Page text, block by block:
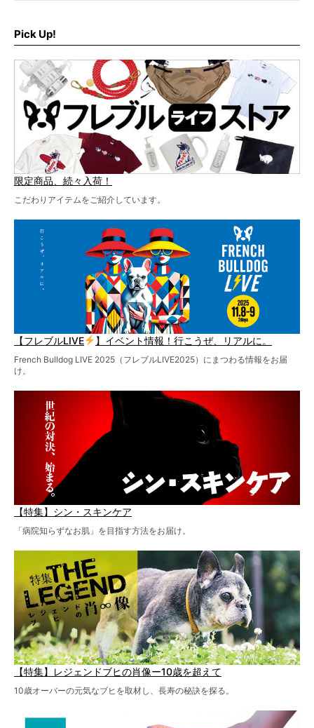
ど、内容盛りだくさんでお送りしていますので、最後まで
お見逃しなく！
Pick Up!
限定商品、続々入荷！
こだわりアイテムをご紹介しています。
【フレブルLIVE 】イベント情報！行こうぜ、リアルに。
French Bulldog LIVE 2025（フレブルLIVE2025）にまつわる情報をお届
け。
【特集】シン・スキンケア
「病院知らずなお肌」を目指す方法をお届け。
【特集】レジェンドブヒの肖像ー10歳を超えて
10歳オーバーの元気なブヒを取材し、長寿の秘訣を探る。